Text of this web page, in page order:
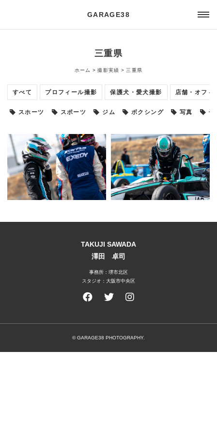
GARAGE38
三重県
ホーム 撮影実績 三重県
すべて プロフィール撮影 保護犬・愛犬撮影 店舗・オフィ
スホーツ スポーツ ジム ボクシング 写真 子
TAKUJI SAWADA
澤田 卓司
事務所：堺市北区
スタジオ：大阪市中央区
© GARAGE38 PHOTOGRAPHY.